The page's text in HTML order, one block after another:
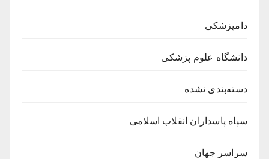
دامپزشکی
دانشگاه علوم پزشکی
دسته‌بندی نشده
سپاه پاسداران انقلاب اسلامی
سراسر جهان